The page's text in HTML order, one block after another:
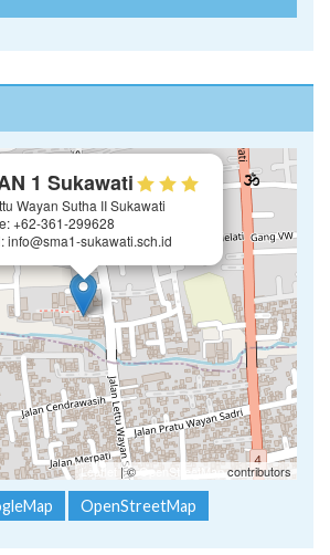
1 Sukawati
Wayan Sutha II Sukawati
+62-361-299628
info@sma1-sukawati.sch.id
Leaflet | ©OpenStreetMapcontributors
OpenStreetMap